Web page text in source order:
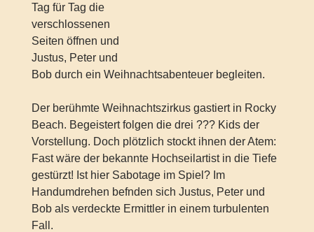
Tag für Tag die
verschlossenen
Seiten öffnen und
Justus, Peter und
Bob durch ein Weihnachtsabenteuer begleiten.
Der berühmte Weihnachtszirkus gastiert in Rocky
Beach. Begeistert folgen die drei ??? Kids der
Vorstellung. Doch plötzlich stockt ihnen der Atem:
Fast wäre der bekannte Hochseilartist in die Tiefe
gestürzt! Ist hier Sabotage im Spiel? Im
Handumdrehen befnden sich Justus, Peter und
Bob als verdeckte Ermittler in einem turbulenten
Fall.